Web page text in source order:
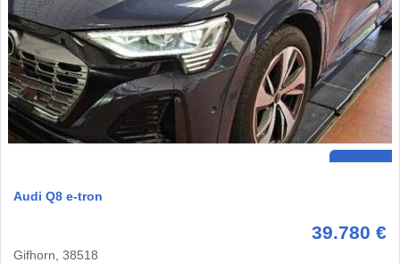
Audi Q8 e-tron
39.780 €
Gifhorn, 38518